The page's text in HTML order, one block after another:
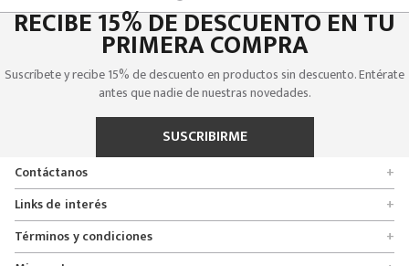
RECIBE 15% DE DESCUENTO EN TU
PRIMERA COMPRA
Suscríbete y recibe 15% de descuento en productos sin descuento. Entérate
antes que nadie de nuestras novedades.
SUSCRIBIRME
Contáctanos
+
Encuentra tu tienda
Formulario de solicitudes
Servicio al cliente
Links de interés +
Quienes somos
Políticas de entrega, cambio y devolución
Términos y condiciones +
Promociones